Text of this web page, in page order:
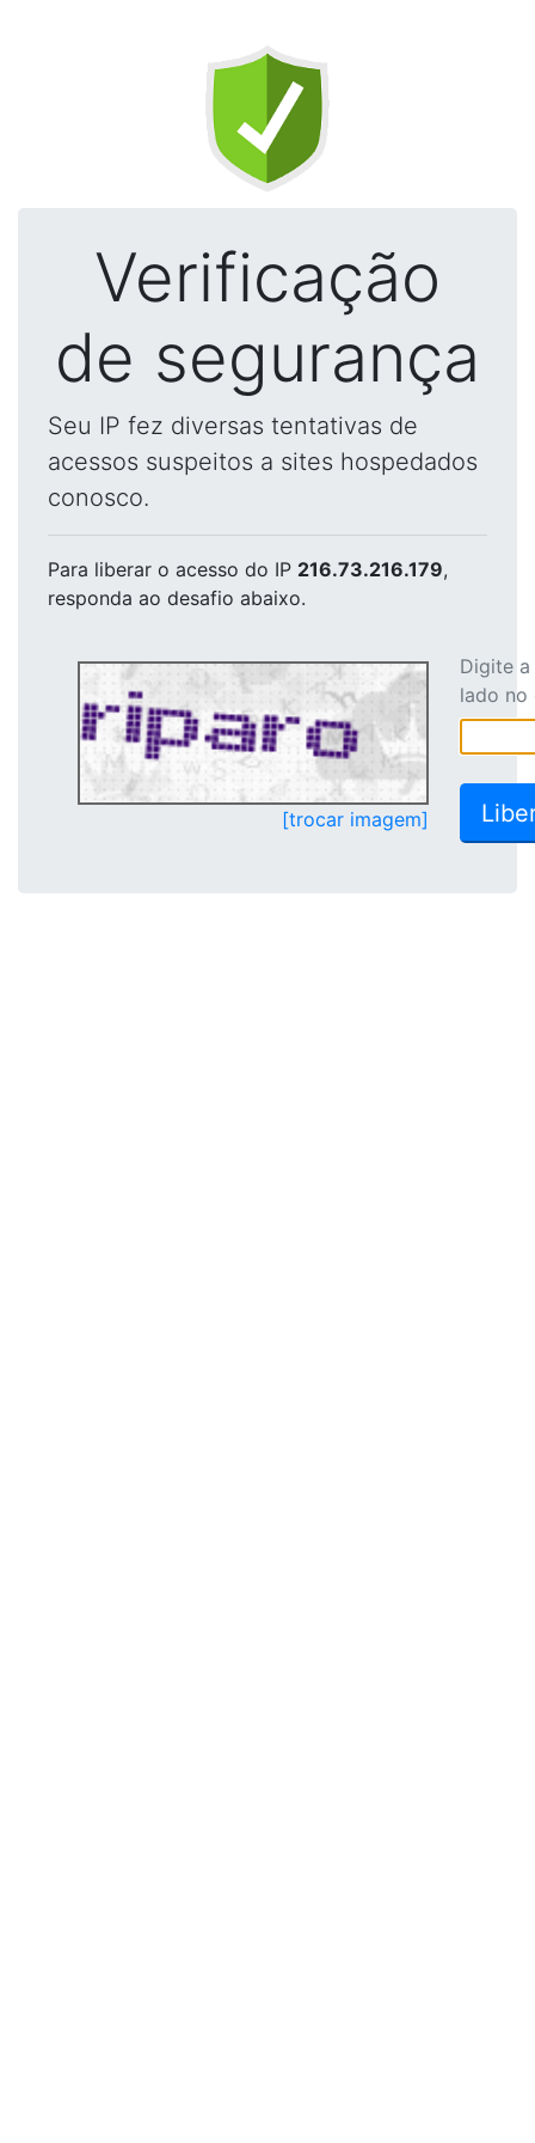
Verificação
de segurança
Seu IP fez diversas tentativas de
acessos suspeitos a sites hospedados
conosco.
Para liberar o acesso do IP 216.73.216.179,
responda ao desafio abaixo.
[trocar imagem]
Digite
lado no